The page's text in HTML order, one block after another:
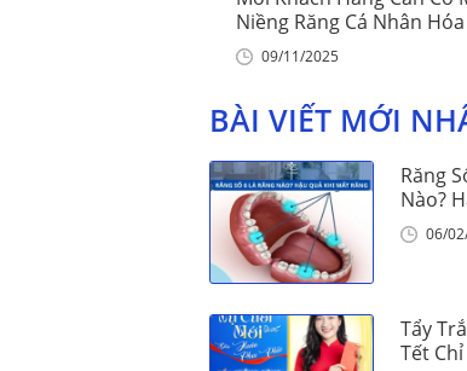
Niềng Răng Cá Nhân Hóa
09/11/2025
BÀI VIẾT MỚI
Răng
Nào?
Mất06/
Tẩy
Tết